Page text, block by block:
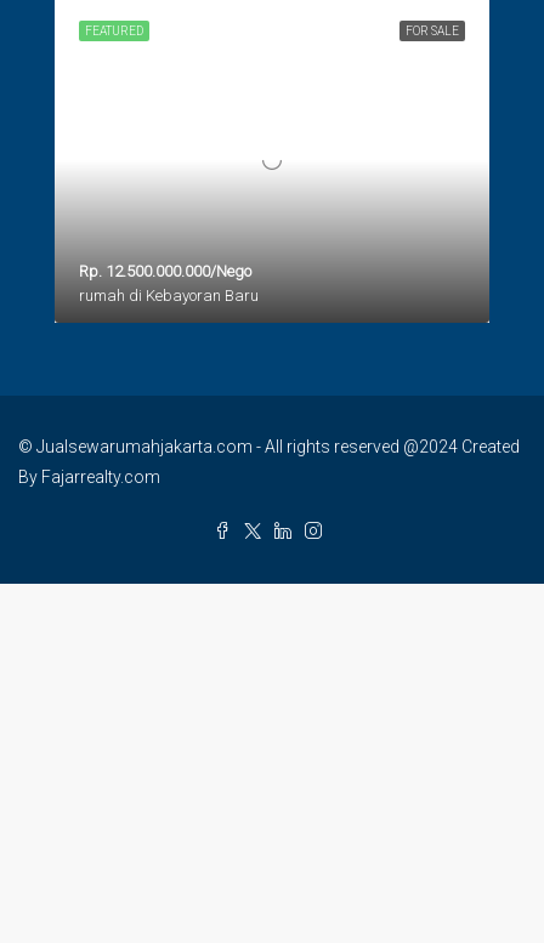
FOR SALE
FEATURED
Rp. 12.500.000.000/Nego
rumah di Kebayoran Baru
© Jualsewarumahjakarta.com - All rights reserved @2024 Created
By Fajarrealty.com